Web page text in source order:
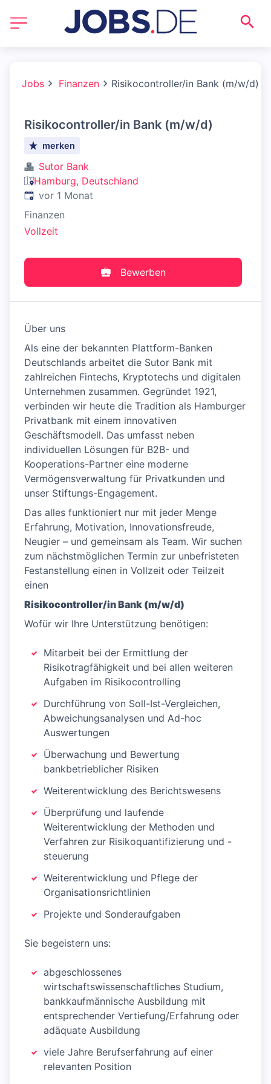
Jobs Finanzen Risikocontroller/in Bank (m/w/d)
Risikocontroller/in Bank (m/w/d)
merken
Sutor Bank
Hamburg, Deutschland
Veröffentlicht:
vor 1 Monat
Finanzen
Vollzeit
Bewerben
Über uns
Als eine der bekannten Plattform-Banken
Deutschlands arbeitet die Sutor Bank mit
zahlreichen Fintechs, Kryptotechs und digitalen
Unternehmen zusammen. Gegründet 1921,
verbinden wir heute die Tradition als Hamburger
Privatbank mit einem innovativen
Geschäftsmodell. Das umfasst neben
individuellen Lösungen für B2B- und
Kooperations-Partner eine moderne
Vermögensverwaltung für Privatkunden und
unser Stiftungs-Engagement.
Das alles funktioniert nur mit jeder Menge
Erfahrung, Motivation, Innovationsfreude,
Neugier – und gemeinsam als Team. Wir suchen
zum nächstmöglichen Termin zur unbefristeten
Festanstellung einen in Vollzeit oder Teilzeit
einen
Risikocontroller/in Bank (m/w/d)
Wofür wir Ihre Unterstützung benötigen:
Mitarbeit bei der Ermittlung der
Risikotragfähigkeit und bei allen weiteren
Aufgaben im Risikocontrolling
Durchführung von Soll-Ist-Vergleichen,
Abweichungsanalysen und Ad-hoc
Auswertungen
Überwachung und Bewertung
bankbetrieblicher Risiken
Weiterentwicklung des Berichtswesens
Überprüfung und laufende
Weiterentwicklung der Methoden und
Verfahren zur Risikoquantifizierung und -
steuerung
Weiterentwicklung und Pflege der
Organisationsrichtlinien
Projekte und Sonderaufgaben
Sie begeistern uns:
abgeschlossenes
wirtschaftswissenschaftliches Studium,
bankkaufmännische Ausbildung mit
entsprechender Vertiefung/Erfahrung oder
adäquate Ausbildung
viele Jahre Berufserfahrung auf einer
relevanten Position